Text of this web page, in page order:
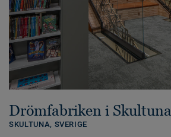
Drömfabriken i Skultuna
SKULTUNA, SVERIGE